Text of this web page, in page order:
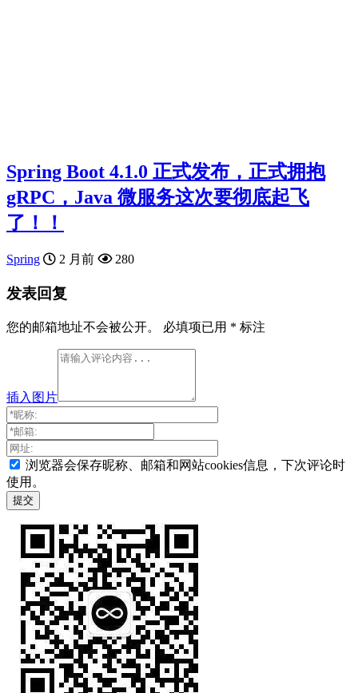
Spring Boot 4.1.0 正式发布，正式拥抱
gRPC，Java 微服务这次要彻底起飞
了！！
Spring 2 月前 280
发表回复
您的邮箱地址不会被公开。 必填项已用 * 标注
插入图片
浏览器会保存昵称、邮箱和网站cookies信息，下次评论时
使用。